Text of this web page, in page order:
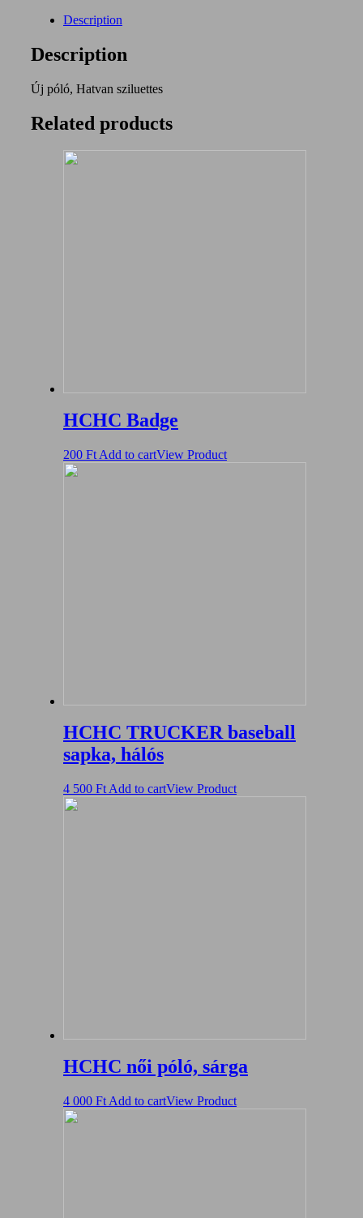
Description
Description
Új póló, Hatvan sziluettes
Related products
HCHC Badge
200 Ft Add to cartView Product
HCHC TRUCKER baseball
sapka, hálós
4 500 Ft Add to cartView Product
HCHC női póló, sárga
4 000 Ft Add to cartView Product